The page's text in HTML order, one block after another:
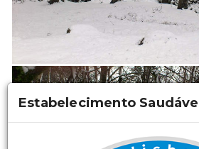
Estabelecimento